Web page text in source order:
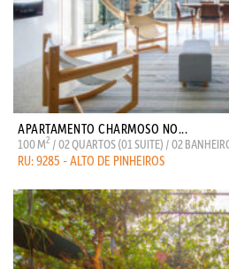
APARTAMENTO CHARMOSO NO...
100 M2 / 02 QUARTOS (01 SUITE) / 02
RU: 9285 - ALTO DE PINHEIROS